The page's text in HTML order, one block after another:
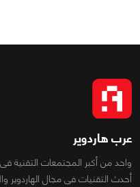
عرب هاردوير
واحد من أكبر المجتمعات
أحدث التقنيات فى مجال الهاردوير